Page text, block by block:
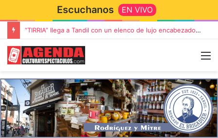
Escuchanos EN VIVO
“TIRRIA” llega a Tandil con un elenco de lujo encabezado por Capusotto, Spregelburd y Stefani